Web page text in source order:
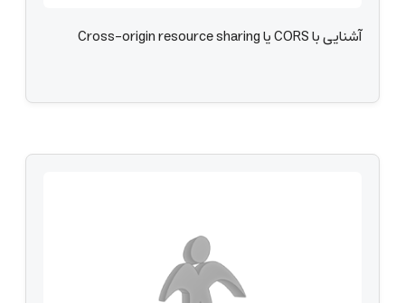
آشنایی با CORS یا Cross-origin resource sharing